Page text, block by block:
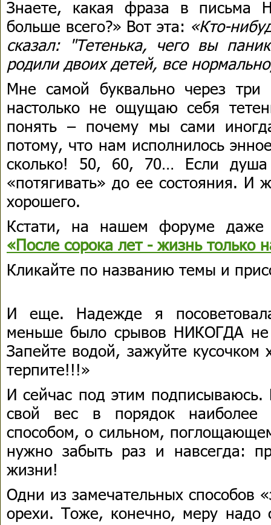
Знаете, какая фраза в письма
больше всего?» Вот эта: «Кто-
сказал: "Тетенька, чего вы
родили двоих детей, все
Мне самой буквально через
настолько не ощущаю себя
понять – почему мы сами
потому, что нам исполнилось
сколько! 50, 60, 70… Если
«потягивать» до ее состояния. И
хорошего.
Кстати, на нашем форуме даже
«После сорока лет - жизнь только
Кликайте по названию темы и
И еще. Надежде я
меньше было срывов НИКОГДА не
Запейте водой, зажуйте
терпите!!!»
И сейчас под этим подписываюсь.
свой вес в порядок
способом, о сильном,
нужно забыть раз и навсегда:
жизни!
Одни из замечательных способов
орехи. Тоже, конечно, меру надо